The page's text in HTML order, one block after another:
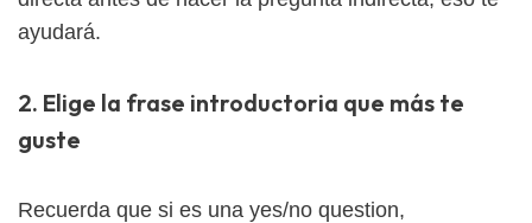
ayudará.
2. Elige la frase introductoria que más te
guste
Recuerda que si es una yes/no question,